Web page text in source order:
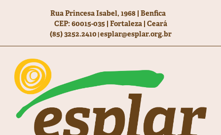
Rua Princesa Isabel, 1968 | Benfica
CEP: 60015-035 | Fortaleza | Ceará
(85) 3252.2410 esplar@esplar.org.br